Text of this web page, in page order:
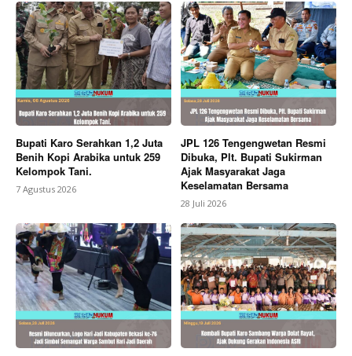
News Week
Magazine PRO
SUBSCRIBE NOW
Bupati Karo Serahkan 1,2 Juta
Benih Kopi Arabika untuk 259
Kelompok Tani.
7 Agustus 2026
JPL 126 Tengengwetan Resmi
Dibuka, Plt. Bupati Sukirman
Ajak Masyarakat Jaga
Keselamatan Bersama
28 Juli 2026